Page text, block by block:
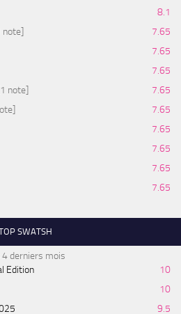
8.1
note]
7.65
7.65
7.65
note]
7.65
7.65
7.65
7.65
7.65
7.65
SWATSH
4 derniers mois
Edition
10
10
9.5